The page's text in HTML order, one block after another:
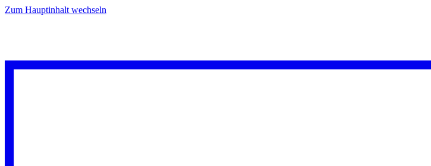
Zum Hauptinhalt wechseln